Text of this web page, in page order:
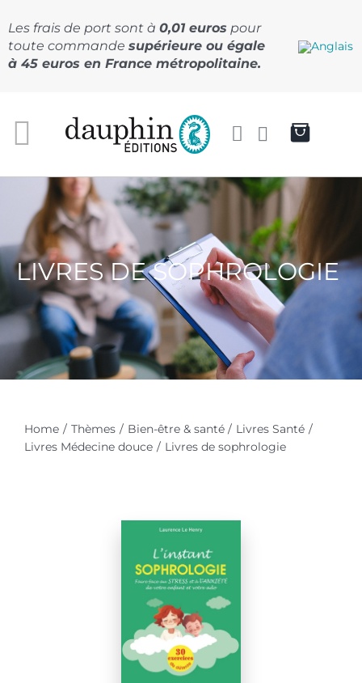
au
contenu
Les frais de port sont à 0,01 euros pour
toute commande supérieure ou égale
à 45 euros en France métropolitaine.
LIVRES DE SOPHROLOGIE
Home Thèmes Bien-être & santé
Livres Santé
Livres Médecine douce
Livres de sophrologie